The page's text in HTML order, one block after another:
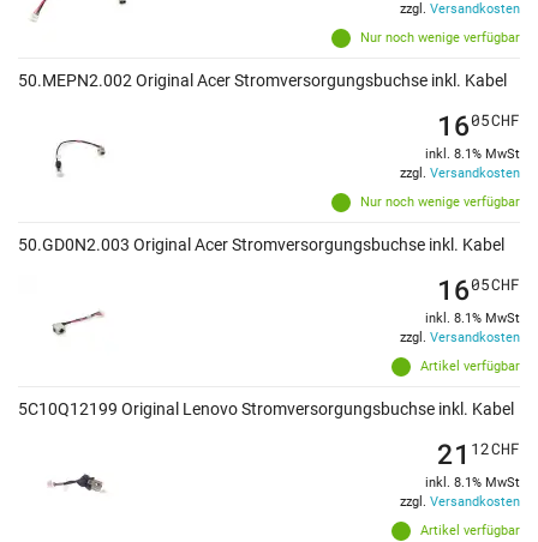
Nur noch wenige verfügbar
zzgl. Versandkosten
50.MEPN2.002 Original Acer Stromversorgungsbuchse inkl. Kabel
Nur noch wenige verfügbar
1605CHF
inkl. 8.1% MwSt
zzgl. Versandkosten
50.GD0N2.003 Original Acer Stromversorgungsbuchse inkl. Kabel
Artikel verfügbar
1605CHF
inkl. 8.1% MwSt
zzgl. Versandkosten
5C10Q12199 Original Lenovo Stromversorgungsbuchse inkl. Kabel
Artikel verfügbar
21 12CHF
inkl. 8.1% MwSt
zzgl. Versandkosten